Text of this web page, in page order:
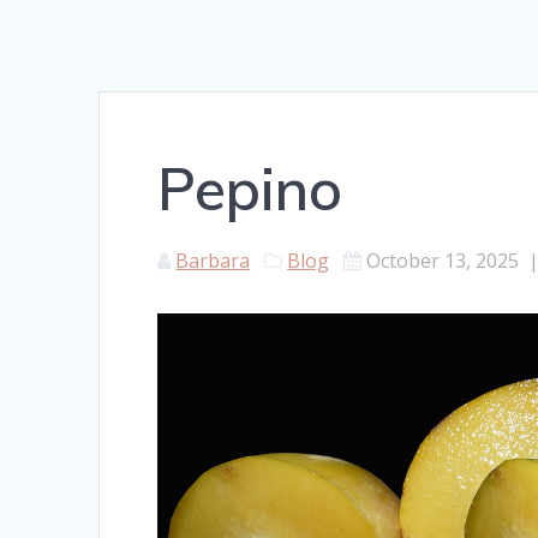
Pepino
Barbara Blog October 13, 2025